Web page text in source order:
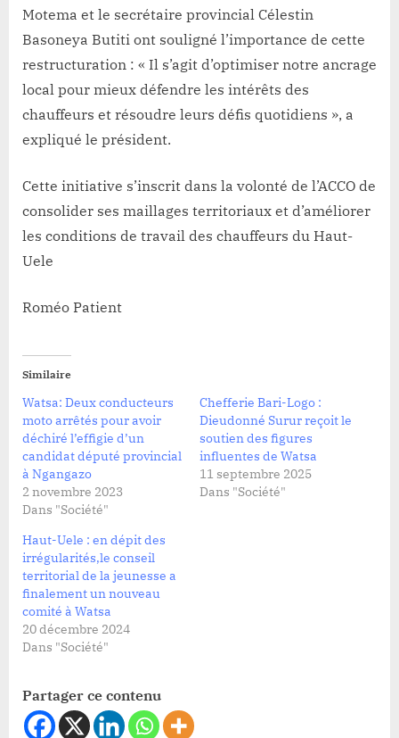
Motema et le secrétaire provincial Célestin
Basoneya Butiti ont souligné l’importance de cette
restructuration : « Il s’agit d’optimiser notre ancrage
local pour mieux défendre les intérêts des
chauffeurs et résoudre leurs défis quotidiens », a
expliqué le président.
Cette initiative s’inscrit dans la volonté de l’ACCO de
consolider ses maillages territoriaux et d’améliorer
les conditions de travail des chauffeurs du Haut-
Uele
Roméo Patient
Similaire
Watsa: Deux conducteurs
moto arrêtés pour avoir
déchiré l’effigie d’un
candidat député provincial
à Ngangazo
2 novembre 2023
Dans "Société"
Chefferie Bari-Logo :
Dieudonné Surur reçoit le
soutien des figures
influentes de Watsa
11 septembre 2025
Dans "Société"
Haut-Uele : en dépit des
irrégularités,le conseil
territorial de la jeunesse a
finalement un nouveau
comité à Watsa
20 décembre 2024
Dans "Société"
Partager ce contenu